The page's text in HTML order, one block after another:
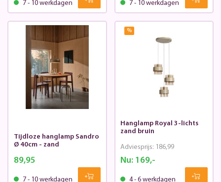
7 - 10 werkdagen 7 - 10 werkdagen
Tijdloze hanglamp Sandro
Ø 40cm - zand
89,95
7 - 10 werkdagen
%
Hanglamp Royal 3-lichts
zand bruin
Nu: 169,-
Adviesprijs: 186,99
4 - 6 werkdagen